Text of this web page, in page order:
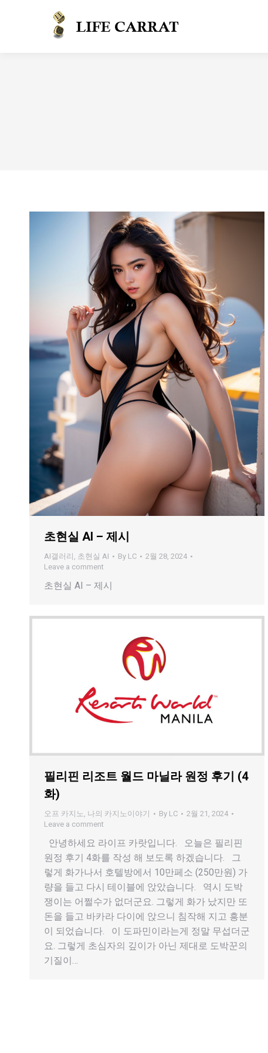
초현실 AI – 제시
AI갤러리 초현실 AI By LC
2월 28, 2024
Leave a comment
초현실 AI – 제시
필리핀 리조트 월드 마닐라 원정 후기 (4
화)
오프 카지노 나의 카지노이야기 By LC
2월 21, 2024
Leave a comment
안녕하세요 라이프 카랏입니다. 오늘은 필리핀
원정 후기 4화를 작성 해 보도록 하겠습니다. 그
렇게 화가나서 호텔방에서 10만페소 (250만원) 가
량을 들고 다시 테이블에 앉았습니다. 역시 도박
쟁이는 어쩔수가 없더군요. 그렇게 화가 났지만 또
돈을 들고 바카라 다이에 앉으니 침작해 지고 흥분
이 되었습니다. 이 도파민이라는게 정말 무섭더군
요. 그렇게 초심자의 깊이가 아닌 제대로 도박꾼의
기질이…